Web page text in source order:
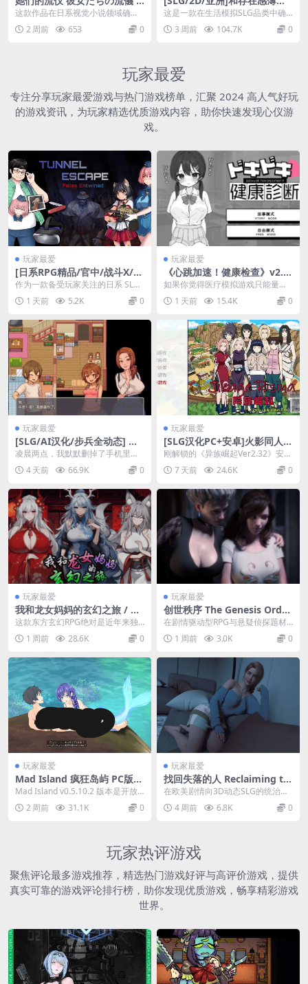
heir Styles PC版 日系视觉小
说恋爱冒险 精翻汉化典藏版
这款作品在日系视觉小说领域确立
了不可动摇的经典地位。作为130c
m社2006年推...
2 周前 653 0
妹妹一起的简单生活 存在感薄
い妹との簡単生活 V1.08rev2
官方中文版[PC+安卓/4.22G]
这是一款在生活模拟SLG品类中确
立绝对独特地位的殿堂级作品。存
在感薄い妹との簡単...
3 周前 104.7K 0
玩家最爱
专注分享玩家最爱游戏与热门游戏榜单，汇聚 2024 高人气好玩
的游戏资讯，为玩家精选优质游戏内容，助你快速发现心仪游
戏。
玩家最爱
[日系RPG精品/官中/战斗X/P
C]隧道逃生：终极版 隧道逃生
命运交织 TUNNEL ESCAPE F
ates Entwined v0.21.0a 官
[2.66G]
作为一款备受玩家关注的日系 SLG
精品游戏，《隧道逃生：终极版》
(TUNNEL...
1 天前 5.2K 0
玩家最爱
《心跳加速！健康检查》v2.0.
1：黑白诊疗室×动态互动，用
血压计丈量你的理智值
如果你觉得医疗模拟游戏只能量体
温，《心跳加速！健康检查》的v2.
0.1版会用2G...
1 天前 15.4K 0
玩家最爱
[SLG/AI汉化/步兵全动态] 我
的乡村日常生活！Daily Lives
of My Countryside v0.3.4 A
I汉化版+存档 [1.7G/更新/CV]
凌晨两点，我默默删掉了手机里所
有种田游戏——直到被这游戏的“硬
核写实”暴击！《我...
4 天前 66.9K 0
玩家最爱
[SLG汉化PC+安卓]火影同人忍
者后宫-异族崛起 Ver2.32
刚解锁的《异族崛起Ver2.32》安卓
直装版，直接刷新了我对「文字冒
险+策略战斗...
7 天前 24.6K 0
玩家最爱
我和龙女妈妈的玄幻之旅 / 私
と竜娘母親の幻想冒険 Ver0.3
32b 官方中文版 PC/安卓 东方
玄幻RPG 赞助整合版
这款东方玄幻RPG绝对是近年来独
立游戏领域最震撼的叙事巅峰之
作。My Journ...
1 周前 28.6K 0
玩家最爱
创世秩序 The Genesis Order
v1.0.5 官方汉化PC/安卓双端
电影级动态悬疑侦探RPG 14G
终极整合版
在剧情驱动型RPG与悬疑侦探题材
的交汇巅峰，《创世秩序 The Gen
esis ...1 周前 3.0K 0
玩家最爱
Mad Island 疯狂岛屿 PC版
开放世界生存动作ACT 官方中
文 v0.5.10.2 里程碑更新版
Mad Island v0.5.10.2 版本是开放
世界生存动作游戏领域的绝对巅...
2 周前 31.1K 0
玩家最爱
找回失落的人 Reclaiming th
e Lost v0.13 Fix2 官方中文P
C版 欧美3D动态SLG 寻回救赎
终极修订版
在欧美剧情向3D动态SLG的统治版
图之中，《找回失落的人 Reclaimi
ng ...4 周前 6.8K 0
玩家热评游戏
聚焦评论最多游戏推荐，精选热门游戏好评与高评价游戏，提供
真实可靠的游戏评论排行榜，助你发现优质游戏，畅享精彩游戏
世界。